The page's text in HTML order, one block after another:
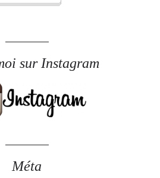
sur Instagram
Méta